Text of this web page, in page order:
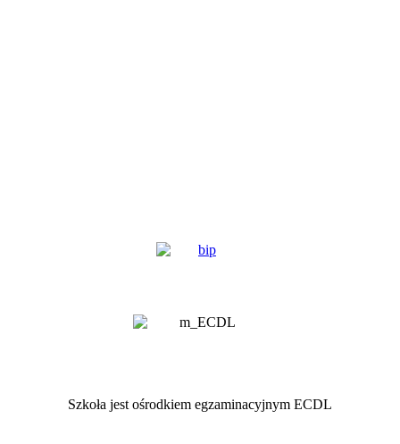
Szkoła jest ośrodkiem egzaminacyjnym ECDL